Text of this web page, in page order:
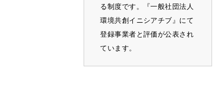
る制度です。『一般社団法人
環境共創イニシアチブ』にて
登録事業者と評価が公表され
ています。